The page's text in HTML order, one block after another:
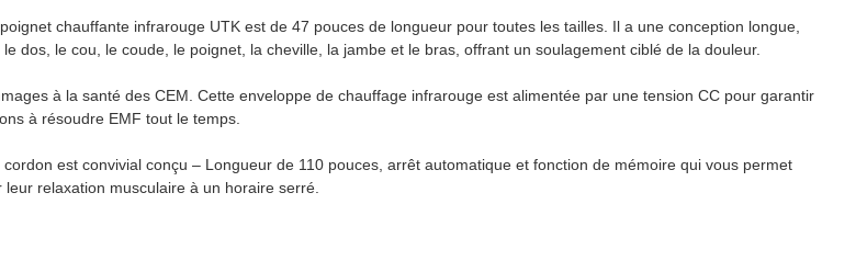
chauffante infrarouge UTK est de 47 pouces de longueur pour toutes les tailles. Il a une conception longue,
dos, le cou, le coude, le poignet, la cheville, la jambe et le bras, offrant un soulagement ciblé de la douleur.
à la santé des CEM. Cette enveloppe de chauffage infrarouge est alimentée par une tension CC pour garantir
à résoudre EMF tout le temps.
cordon est convivial conçu – Longueur de 110 pouces, arrêt automatique et fonction de mémoire qui vous permet
relaxation musculaire à un horaire serré.